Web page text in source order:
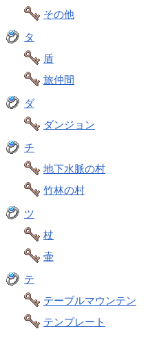
その他
タ
盾
旅仲間
ダ
ダンジョン
チ
地下水脈の村
竹林の村
ツ
杖
壷
テ
テーブルマウンテン
テンプレート